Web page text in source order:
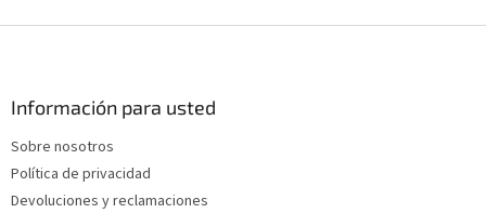
p
Información para usted
Sobre nosotros
Política de privacidad
Devoluciones y reclamaciones